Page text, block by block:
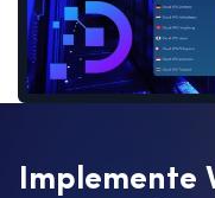
Implemente